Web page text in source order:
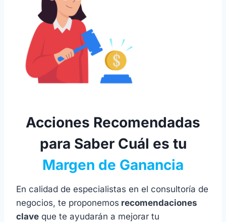
Acciones Recomendadas
para Saber Cuál es tu
Margen de Ganancia
En calidad de especialistas en el consultoría de
negocios, te proponemos recomendaciones
clave que te ayudarán a mejorar tu